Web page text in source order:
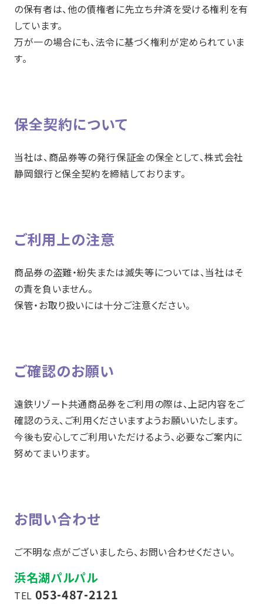
の保有者は、他の債権者に先立ち弁済を受ける権利を有
しています。
万が一の場合にも、法令に基づく権利が定められていま
す。
保全契約について
当社は、商品券等の発行保証金の保全として、株式会社
静岡銀行と保全契約を締結しております。
ご利用上の注意
商品券の盗難・紛失または滅失等については、当社はそ
の責を負いません。
保管・お取り扱いには十分ご注意ください。
ご確認のお願い
遠鉄リゾート共通商品券をご利用の際は、上記内容をご
確認のうえ、ご利用くださいますようお願いいたします。
今後も安心してご利用いただけるよう、必要なご案内に
努めてまいります。
お問い合わせ
ご不明な点がございましたら、お問い合わせください。
浜名湖パルパル
TEL 053-487-2121